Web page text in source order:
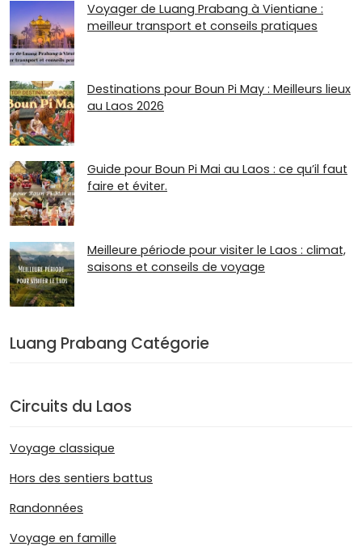
Voyager de Luang Prabang à Vientiane :
meilleur transport et conseils pratiques
Destinations pour Boun Pi May : Meilleurs lieux
au Laos 2026
Guide pour Boun Pi Mai au Laos : ce qu’il faut
faire et éviter.
Meilleure période pour visiter le Laos : climat,
saisons et conseils de voyage
Luang Prabang Catégorie
Circuits du Laos
Voyage classique
Hors des sentiers battus
Randonnées
Voyage en famille